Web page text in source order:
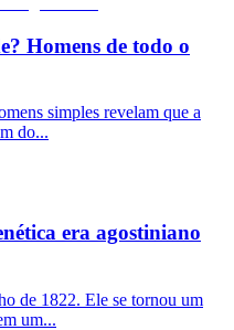
Homens de todo o
simples revelam que a
do...
era agostiniano
de 1822. Ele se tornou um
um...